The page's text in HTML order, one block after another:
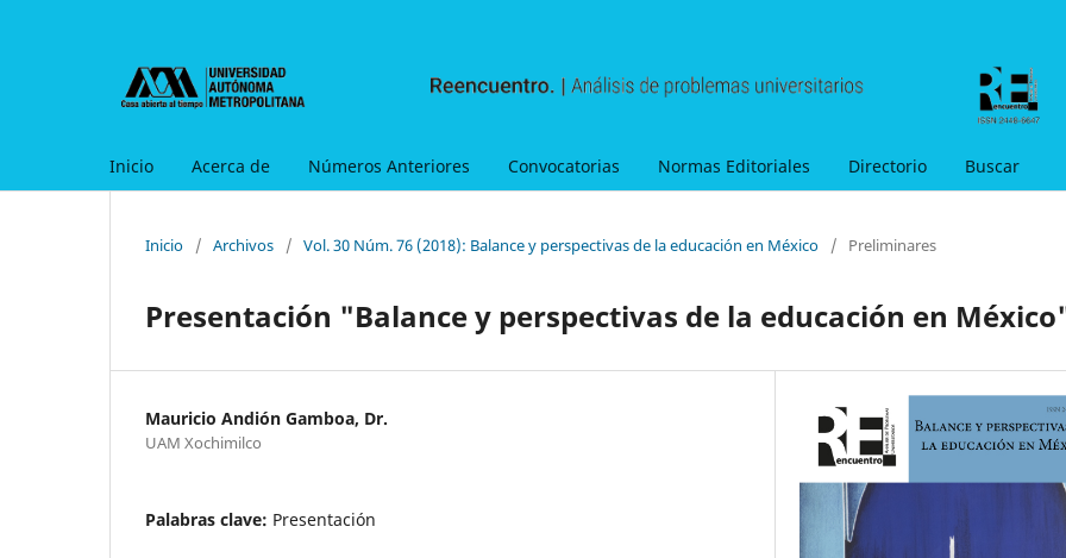
Inicio Acerca de Números Anteriores Convocatorias Normas Editoriales Directorio Buscar
Inicio / Archivos / Vol. 30 Núm. 76 (2018): Balance y perspectivas de la educación en México / Preliminares
Presentación "Balance y perspectivas de la educación en
Mauricio Andión Gamboa, Dr.
UAM Xochimilco
Palabras clave: Presentación